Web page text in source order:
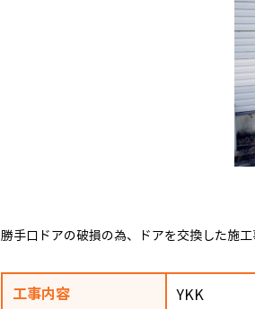
勝手口ドアの破損の為、ドアを交換した施工
工事内容 YKK